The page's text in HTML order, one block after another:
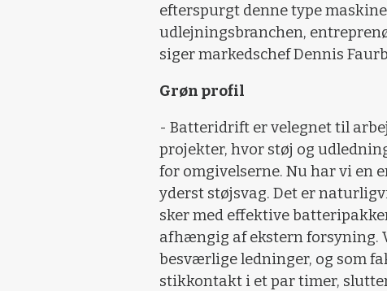
efterspurgt denne type
udlejningsbranchen,
siger markedschef Dennis
Grøn profil
- Batteridrift er velegnet til
projekter, hvor støj og
for omgivelserne. Nu har vi en
yderst støjsvag. Det er
sker med effektive
afhængig af ekstern forsyning.
besværlige ledninger, og som
stikkontakt i et par timer,